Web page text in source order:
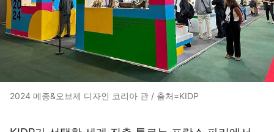
2024 메종&오브제 디자인 코리아 관 / 출처=KIDP